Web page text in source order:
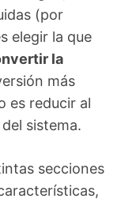
(por
elegir la que
la
más
es reducir al
sistema.
secciones